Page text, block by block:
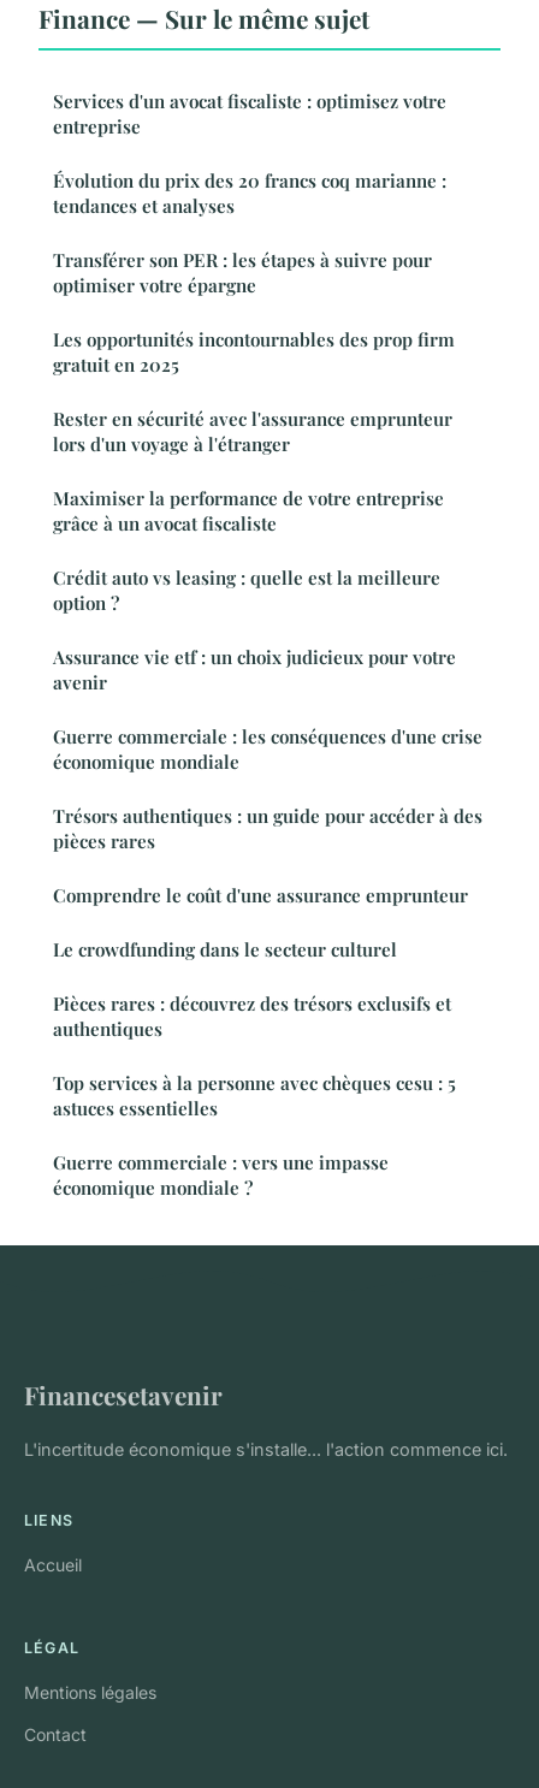
Finance — Sur le même sujet
Services d'un avocat fiscaliste : optimisez votre
entreprise
Évolution du prix des 20 francs coq marianne :
tendances et analyses
Transférer son PER : les étapes à suivre pour
optimiser votre épargne
Les opportunités incontournables des prop firm
gratuit en 2025
Rester en sécurité avec l'assurance emprunteur
lors d'un voyage à l'étranger
Maximiser la performance de votre entreprise
grâce à un avocat fiscaliste
Crédit auto vs leasing : quelle est la meilleure
option ?
Assurance vie etf : un choix judicieux pour votre
avenir
Guerre commerciale : les conséquences d'une crise
économique mondiale
Trésors authentiques : un guide pour accéder à des
pièces rares
Comprendre le coût d'une assurance emprunteur
Le crowdfunding dans le secteur culturel
Pièces rares : découvrez des trésors exclusifs et
authentiques
Top services à la personne avec chèques cesu : 5
astuces essentielles
Guerre commerciale : vers une impasse
économique mondiale ?
Financesetavenir
L'incertitude économique s'installe... l'action commence ici.
LIENS
Accueil
LÉGAL
Mentions légales
Contact